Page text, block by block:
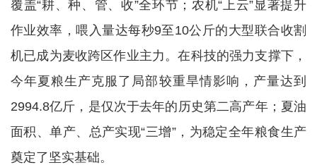
覆盖“耕、种、管、收”全环节；农机“上云”显著提升
作业效率，喂入量达每秒9至10公斤的大型联合收割
机已成为麦收跨区作业主力。在科技的强力支撑下，
今年夏粮生产克服了局部较重旱情影响，产量达到
2994.8亿斤，是仅次于去年的历史第二高产年；夏油
面积、单产、总产实现“三增”，为稳定全年粮食生产
奠定了坚实基础。